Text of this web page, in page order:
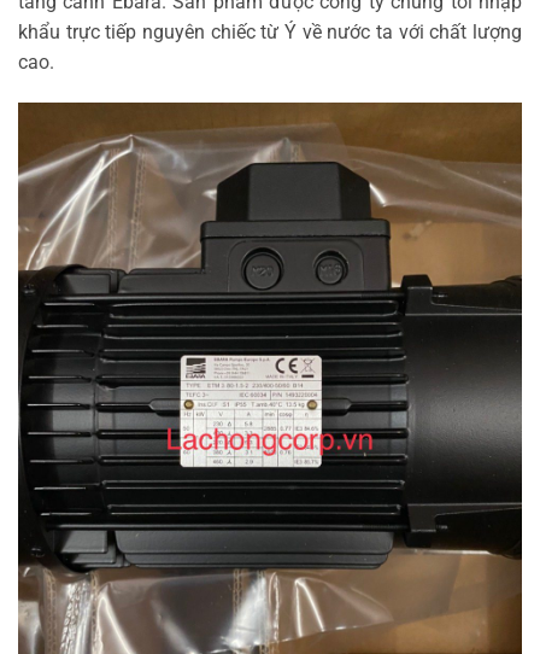
khẩu trực tiếp nguyên chiếc từ Ý về nước ta với chất lượng
cao.